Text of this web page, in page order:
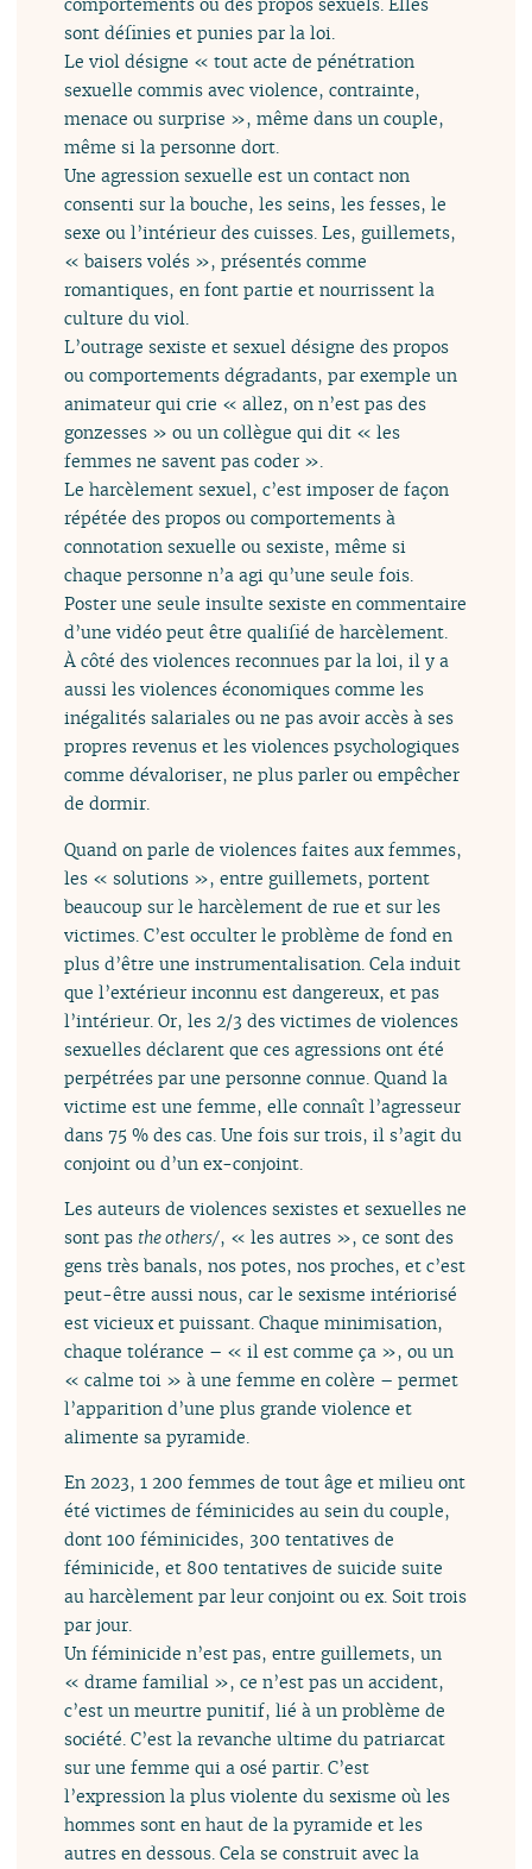
sont définies et punies par la loi.
Le viol désigne « tout acte de pénétration
sexuelle commis avec violence, contrainte,
menace ou surprise », même dans un couple,
même si la personne dort.
Une agression sexuelle est un contact non
consenti sur la bouche, les seins, les fesses, le
sexe ou l’intérieur des cuisses. Les, guillemets,
« baisers volés », présentés comme
romantiques, en font partie et nourrissent la
culture du viol.
L’outrage sexiste et sexuel désigne des propos
ou comportements dégradants, par exemple un
animateur qui crie « allez, on n’est pas des
gonzesses » ou un collègue qui dit « les
femmes ne savent pas coder ».
Le harcèlement sexuel, c’est imposer de façon
répétée des propos ou comportements à
connotation sexuelle ou sexiste, même si
chaque personne n’a agi qu’une seule fois.
Poster une seule insulte sexiste en commentaire
d’une vidéo peut être qualifié de harcèlement.
À côté des violences reconnues par la loi, il y a
aussi les violences économiques comme les
inégalités salariales ou ne pas avoir accès à ses
propres revenus et les violences psychologiques
comme dévaloriser, ne plus parler ou empêcher
de dormir.
Quand on parle de violences faites aux femmes,
les « solutions », entre guillemets, portent
beaucoup sur le harcèlement de rue et sur les
victimes. C’est occulter le problème de fond en
plus d’être une instrumentalisation. Cela induit
que l’extérieur inconnu est dangereux, et pas
l’intérieur. Or, les 2/3 des victimes de violences
sexuelles déclarent que ces agressions ont été
perpétrées par une personne connue. Quand la
victime est une femme, elle connaît l’agresseur
dans 75 % des cas. Une fois sur trois, il s’agit du
conjoint ou d’un ex-conjoint.
Les auteurs de violences sexistes et sexuelles ne
sont pas the others/, « les autres », ce sont des
gens très banals, nos potes, nos proches, et c’est
peut-être aussi nous, car le sexisme intériorisé
est vicieux et puissant. Chaque minimisation,
chaque tolérance – « il est comme ça », ou un
« calme toi » à une femme en colère – permet
l’apparition d’une plus grande violence et
alimente sa pyramide.
En 2023, 1 200 femmes de tout âge et milieu ont
été victimes de féminicides au sein du couple,
dont 100 féminicides, 300 tentatives de
féminicide, et 800 tentatives de suicide suite
au harcèlement par leur conjoint ou ex. Soit trois
par jour.
Un féminicide n’est pas, entre guillemets, un
« drame familial », ce n’est pas un accident,
c’est un meurtre punitif, lié à un problème de
société. C’est la revanche ultime du patriarcat
sur une femme qui a osé partir. C’est
l’expression la plus violente du sexisme où les
hommes sont en haut de la pyramide et les
autres en dessous. Cela se construit avec la